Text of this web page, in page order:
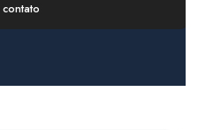
contato